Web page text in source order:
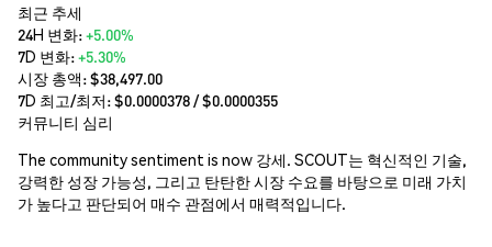
최근 추세
24H 변화:+5.00%
7D 변화:+5.30%
시장 총액:$38,497.00
7D 최고/최저: $0.0000378/ $0.0000355
커뮤니티 심리
The community sentiment is now 강세. SCOUT는 혁신적인 기술,
강력한 성장 가능성, 그리고 탄탄한 시장 수요를 바탕으로 미래 가치
가 높다고 판단되어 매수 관점에서 매력적입니다.